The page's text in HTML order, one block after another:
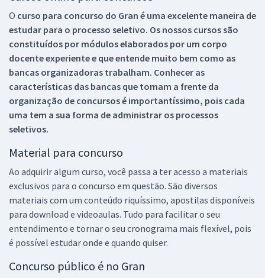
O curso para concurso do Gran é uma excelente maneira de
estudar para o processo seletivo. Os nossos cursos são
constituídos por módulos elaborados por um corpo
docente experiente e que entende muito bem como as
bancas organizadoras trabalham. Conhecer as
características das bancas que tomam a frente da
organização de concursos é importantíssimo, pois cada
uma tem a sua forma de administrar os processos
seletivos.
Material para concurso
Ao adquirir algum curso, você passa a ter acesso a materiais
exclusivos para o concurso em questão. São diversos
materiais com um conteúdo riquíssimo, apostilas disponíveis
para download e videoaulas. Tudo para facilitar o seu
entendimento e tornar o seu cronograma mais flexível, pois
é possível estudar onde e quando quiser.
Concurso público é no Gran